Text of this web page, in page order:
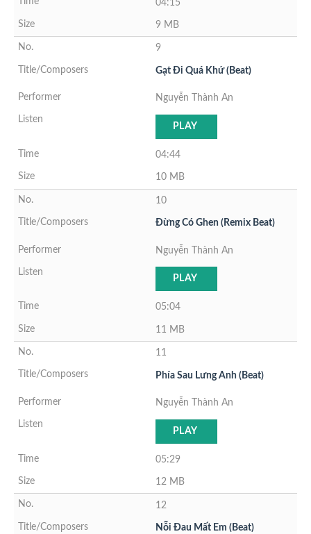
04:15
9 MB
9
Gạt Đi Quá Khứ (Beat)
Nguyễn Thành An
PLAY
04:44
10 MB
10
Đừng Có Ghen (Remix Beat)
Nguyễn Thành An
PLAY
05:04
11 MB
11
Phía Sau Lưng Anh (Beat)
Nguyễn Thành An
PLAY
05:29
12 MB
12
Nỗi Đau Mất Em (Beat)